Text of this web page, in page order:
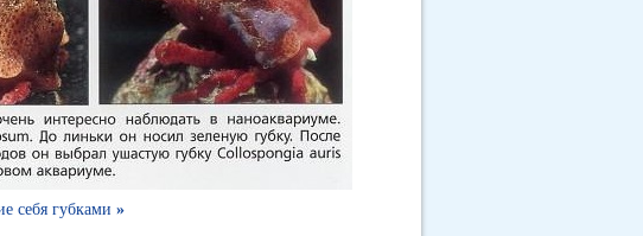
себя губками »